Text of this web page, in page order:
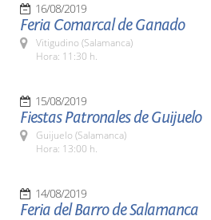
16/08/2019
Feria Comarcal de Ganado
Vitigudino (Salamanca)
Hora: 11:30 h.
15/08/2019
Fiestas Patronales de Guijuelo
Guijuelo (Salamanca)
Hora: 13:00 h.
14/08/2019
Feria del Barro de Salamanca